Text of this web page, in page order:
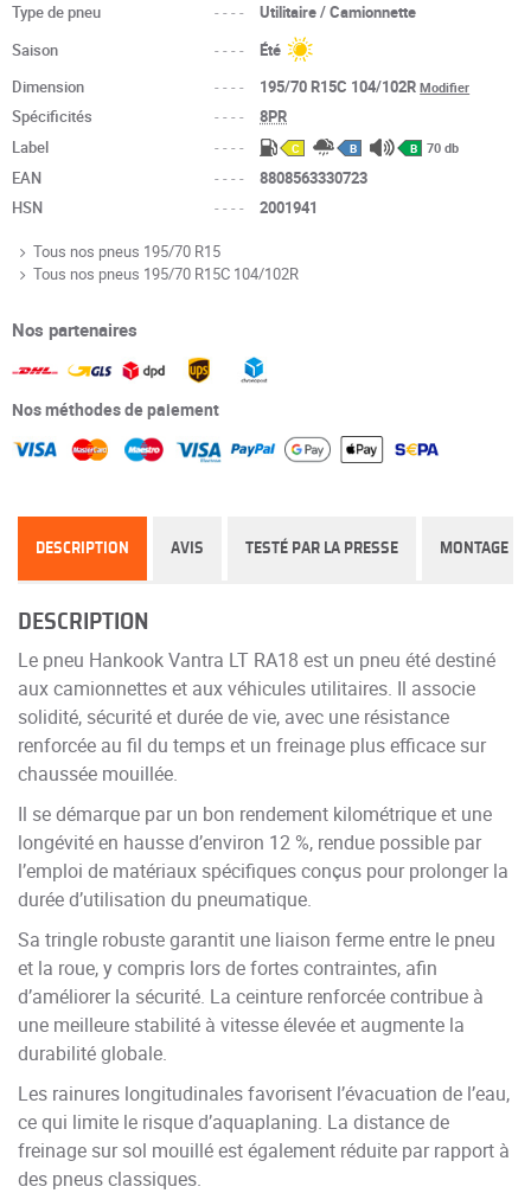
Type de pneu ----
Utilitaire / Camionnette
Saison
----
Été
Dimension
---- 195/70 R15C 104/102RModifier
Spécificités ----
8PR
Label
---- C B B 70 db
EAN ----
8808563330723
HSN
---- 2001941
Tous nos pneus 195/70 R15
Tous nos pneus 195/70 R15C 104/102R
Nos partenaires
Nos méthodes de paiement
DESCRIPTION AVIS TESTÉ PAR LA PRESSE MONTAGE
DESCRIPTION
Le pneu Hankook Vantra LT RA18 est un pneu été destiné
aux camionnettes et aux véhicules utilitaires. Il associe
solidité, sécurité et durée de vie, avec une résistance
renforcée au fil du temps et un freinage plus efficace sur
chaussée mouillée.
Il se démarque par un bon rendement kilométrique et une
longévité en hausse d’environ 12 %, rendue possible par
l’emploi de matériaux spécifiques conçus pour prolonger la
durée d’utilisation du pneumatique.
Sa tringle robuste garantit une liaison ferme entre le pneu
et la roue, y compris lors de fortes contraintes, afin
d’améliorer la sécurité. La ceinture renforcée contribue à
une meilleure stabilité à vitesse élevée et augmente la
durabilité globale.
Les rainures longitudinales favorisent l’évacuation de l’eau,
ce qui limite le risque d’aquaplaning. La distance de
freinage sur sol mouillé est également réduite par rapport à
des pneus classiques.